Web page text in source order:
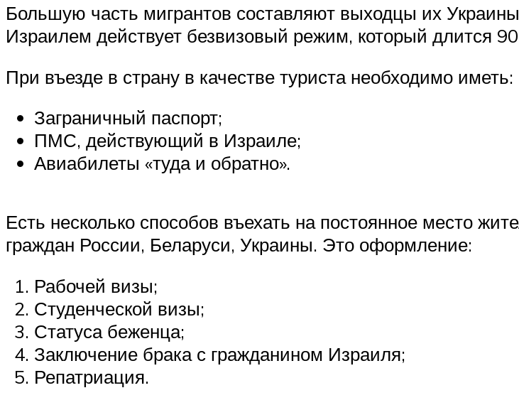
Большую часть мигрантов составляют выходцы их
Израилем действует безвизовый режим, который длится
При въезде в страну в качестве туриста необходимо иметь:
Заграничный паспорт;
ПМС, действующий в Израиле;
Авиабилеты «туда и обратно».
Есть несколько способов въехать на постоянное место
граждан России, Беларуси, Украины. Это оформление:
Рабочей визы;
Студенческой визы;
Статуса беженца;
Заключение брака с гражданином Израиля;
Репатриация.